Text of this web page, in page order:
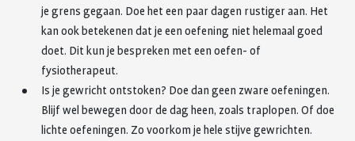
je grens gegaan. Doe het een paar dagen rustiger aan. Het
kan ook betekenen dat je een oefening niet helemaal goed
doet. Dit kun je bespreken met een oefen- of
fysiotherapeut.
Is je gewricht ontstoken? Doe dan geen zware oefeningen.
Blijf wel bewegen door de dag heen, zoals traplopen. Of doe
lichte oefeningen. Zo voorkom je hele stijve gewrichten.